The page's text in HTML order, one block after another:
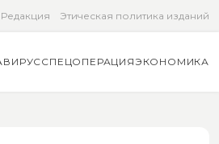
Редакция Этическая политика изданий
СПЕЦОПЕРАЦИЯЭКОНОМИКА